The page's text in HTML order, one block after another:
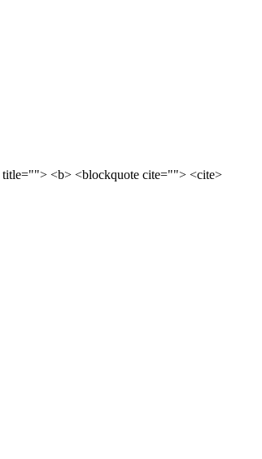
<b> <blockquote cite=""> <cite>